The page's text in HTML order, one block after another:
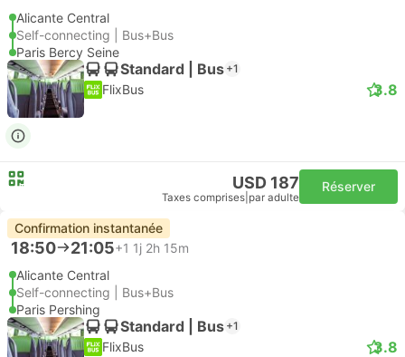
Alicante Central
Self-connecting | Bus+Bus
Paris Bercy Seine
Standard | Bus +1
FlixBus 3.8
USD 187
Taxes comprises par adulte
Réserver
Confirmation instantanée
18:50 21:05+1 1j 2h 15m
Alicante Central
Self-connecting | Bus+Bus
Paris Pershing
Standard | Bus +1
FlixBus 3.8